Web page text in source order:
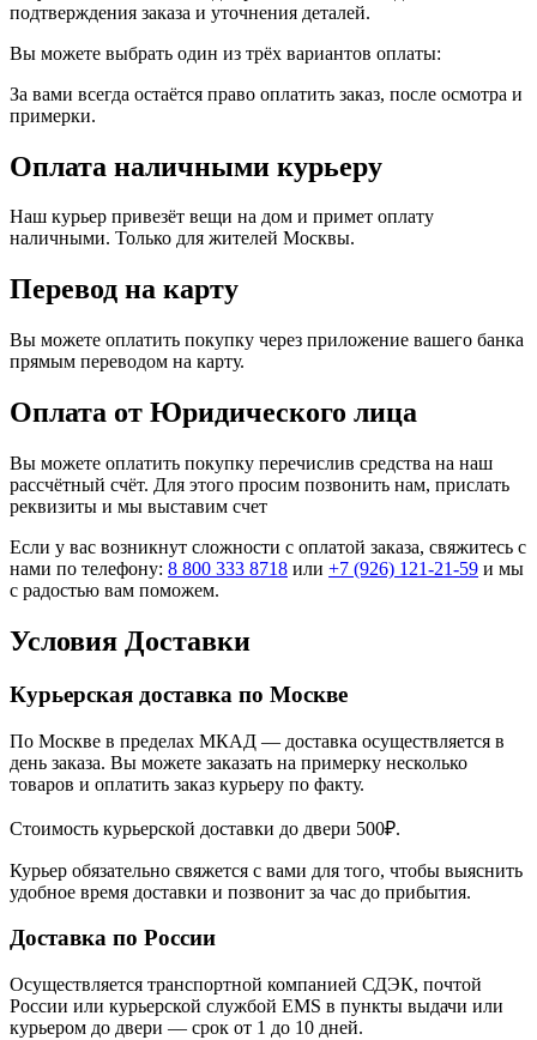
подтверждения заказа и уточнения деталей.
Вы можете выбрать один из трёх вариантов оплаты:
За вами всегда остаётся право оплатить заказ, после осмотра и
примерки.
Оплата наличными курьеру
Наш курьер привезёт вещи на дом и примет оплату
наличными. Только для жителей Москвы.
Перевод на карту
Вы можете оплатить покупку через приложение вашего банка
прямым переводом на карту.
Оплата от Юридического лица
Вы можете оплатить покупку перечислив средства на наш
рассчётный счёт. Для этого просим позвонить нам, прислать
реквизиты и мы выставим счет
Если у вас возникнут сложности с оплатой заказа, свяжитесь с
нами по телефону: 8 800 333 8718 или +7 (926) 121-21-59 и мы
с радостью вам поможем.
Условия Доставки
Курьерская доставка по Москве
По Москве в пределах МКАД — доставка осуществляется в
день заказа. Вы можете заказать на примерку несколько
товаров и оплатить заказ курьеру по факту.
Стоимость курьерской доставки до двери 500₽.
Курьер обязательно свяжется с вами для того, чтобы выяснить
удобное время доставки и позвонит за час до прибытия.
Доставка по России
Осуществляется транспортной компанией СДЭК, почтой
России или курьерской службой EMS в пункты выдачи или
курьером до двери — срок от 1 до 10 дней.